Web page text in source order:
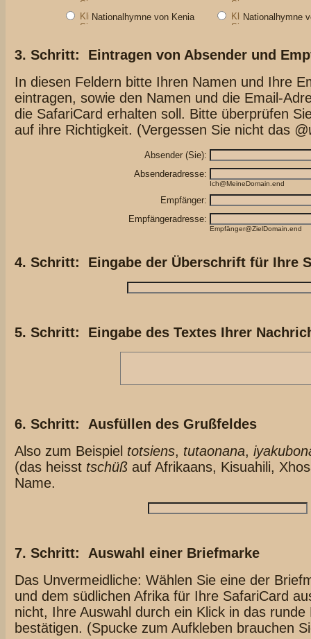
Nationalhymne von Kenia Nationalhymne
3. Schritt: Eintragen von Absender und
In diesen Feldern bitte Ihren Namen und Ihre
eintragen, sowie den Namen und die Email-
die SafariCard erhalten soll. Bitte überprüfen
auf ihre Richtigkeit. (Vergessen Sie nicht das
Absender (Sie):
Absenderadresse:
Ich@MeineDomain.end
Empfänger:
Empfängeradresse:
Empfänger@ZielDomain.end
4. Schritt: Eingabe der Überschrift für Ihre
5. Schritt: Eingabe des Textes Ihrer
6. Schritt: Ausfüllen des Grußfeldes
Also zum Beispiel totsiens, tutaonana,
(das heisst tschüß auf Afrikaans, Kisuahili,
Name.
7. Schritt: Auswahl einer Briefmarke
Das Unvermeidliche: Wählen Sie eine der
und dem südlichen Afrika für Ihre SafariCard
nicht, Ihre Auswahl durch ein Klick in das runde
bestätigen. (Spucke zum Aufkleben brauchen